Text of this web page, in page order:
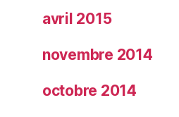
avril 2015
novembre 2014
octobre 2014